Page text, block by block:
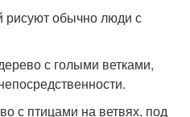
обычно люди с
с голыми ветками,
с птицами на ветвях, под